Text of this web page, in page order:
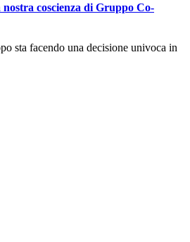
coscienza di Gruppo Co-
sta facendo una decisione univoca in